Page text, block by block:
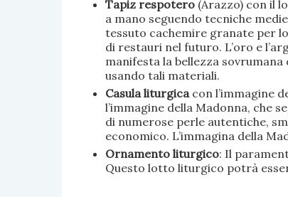
Tapiz respotero(Arazzo) con il
a mano seguendo tecniche
tessuto cachemire granate per
di restauri nel futuro. L’oro e
manifesta la bellezza
usando tali materiali.
Casula liturgica con l’immagine
l’immagine della Madonna, che
di numerose perle autentiche,
economico. L’immagina della
Ornamento liturgico: Il
Questo lotto liturgico potrà